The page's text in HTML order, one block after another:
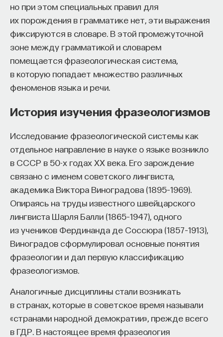
но при этом специальных правил для
их порождения в грамматике нет, эти выражения
фиксируются в словаре. В этой промежуточной
зоне между грамматикой и словарем
помещается фразеологическая система,
в которую попадает множество различных
феноменов языка и речи.
История изучения фразеологизмов
Исследование фразеологической системы как
отдельное направление в науке о языке возникло
в СССР в 50-х годах ХХ века. Его зарождение
связано с именем советского лингвиста,
академика Виктора Виноградова (1895–1969).
Опираясь на труды известного швейцарского
лингвиста Шарля Балли (1865–1947), одного
из учеников Фердинанда де Соссюра (1857–1913),
Виноградов сформулировал основные понятия
фразеологии и дал первую классификацию
фразеологизмов.
Аналогичные дисциплины стали возникать
в странах, которые в советское время называли
«странами народной демократии», прежде всего
в ГДР. В настоящее время фразеология
КУРС
Философский поиск: начала
СОХРАНИТЬ КУРС
Внеси свой вклад в дело
просвещения!
ПОДДЕРЖАТЬ ПОСТНАУКУ